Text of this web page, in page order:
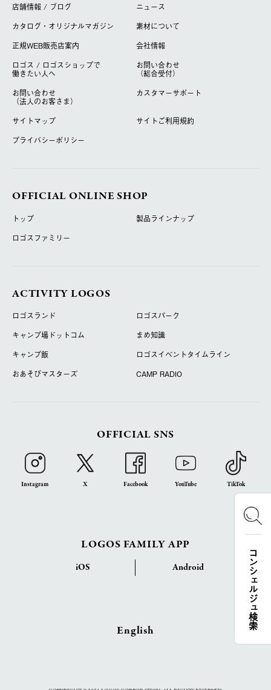
コンシェルジュ検索
店舗情報 / ブログ
ニュース
カタログ・オリジナルマガジン
素材について
正規WEB販売店案内
会社情報
ロゴス / ロゴスショップで
働きたい人へ
お問い合わせ
（総合受付）
お問い合わせ
（法人のお客さま）
カスタマーサポート
サイトマップ
サイトご利用規約
プライバシーポリシー
OFFICIAL ONLINE SHOP
トップ
製品ラインナップ
ロゴスファミリー
ACTIVITY LOGOS
ロゴスランド
ロゴスパーク
キャンプ場ドットコム
まめ知識
キャンプ飯
ロゴスイベントタイムライン
おあそびマスターズ
CAMP RADIO
OFFICIAL SNS
Instagram X Facebook YouTube TikTok
LOGOS FAMILY APP
iOS Android
English